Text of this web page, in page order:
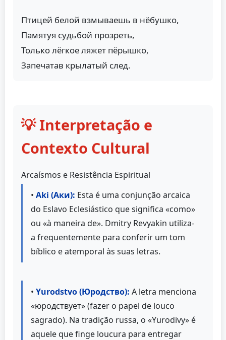
Птицей белой взмываешь в нёбушко,
Памятуя судьбой прозреть,
Только лёгкое ляжет пёрышко,
Запечатав крылатый след.
💡 Interpretação e
Contexto Cultural
Arcaísmos e Resistência Espiritual
• Aki (Аки): Esta é uma conjunção arcaica
do Eslavo Eclesiástico que significa «como»
ou «à maneira de». Dmitry Revyakin utiliza-
a frequentemente para conferir um tom
bíblico e atemporal às suas letras.
• Yurodstvo (Юродство): A letra menciona
«юродствует» (fazer o papel de louco
sagrado). Na tradição russa, o «Yurodivy» é
aquele que finge loucura para entregar